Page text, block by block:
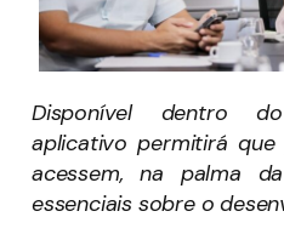
Disponível dentro
aplicativo permitirá que
acessem, na palma
essenciais sobre o